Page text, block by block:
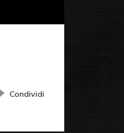
Condividi